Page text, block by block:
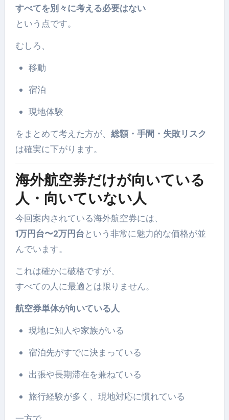
すべてを別々に考える必要はない
という点です。
むしろ、
移動
宿泊
現地体験
をまとめて考えた方が、 総額・手間・失敗リスク
は確実に下がります。
海外航空券だけが向いている
人・向いていない人
今回案内されている海外航空券には、
1万円台〜2万円台という非常に魅力的な価格が並
んでいます。
これは確かに破格ですが、
すべての人に最適とは限りません。
航空券単体が向いている人
現地に知人や家族がいる
宿泊先がすでに決まっている
出張や長期滞在を兼ねている
旅行経験が多く、現地対応に慣れている